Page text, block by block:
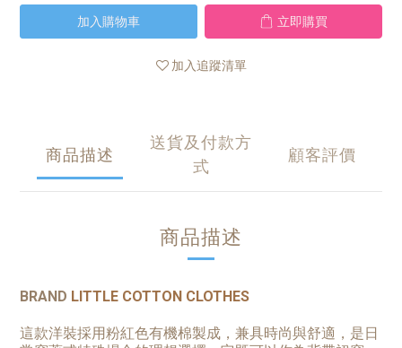
加入購物車 立即購買
加入追蹤清單
商品描述
送貨及付款方
式
顧客評價
商品描述
BRAND LITTLE COTTON CLOTHES
這款洋裝採用粉紅色有機棉製成，兼具時尚與舒適，是日